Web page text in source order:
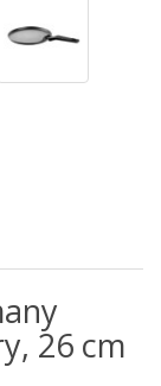
26 cm